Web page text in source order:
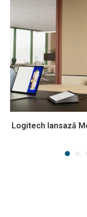
Logitech lansază